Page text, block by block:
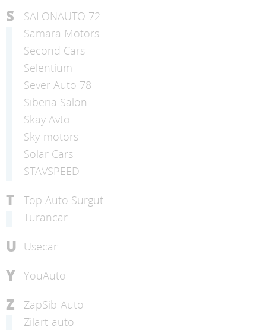
S
SALONAUTO 72
Samara Motors
Second Cars
Selentium
Sever Auto 78
Siberia Salon
Skay Avto
Sky-motors
Solar Cars
STAVSPEED
T
Top Auto Surgut
Turancar
U Usecar
Y YouAuto
Z
ZapSib-Auto
Zilart-auto